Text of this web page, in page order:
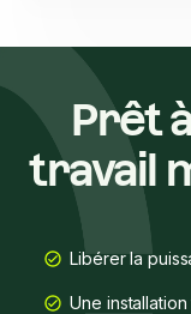
Prêt
travail
Libérer la
Une